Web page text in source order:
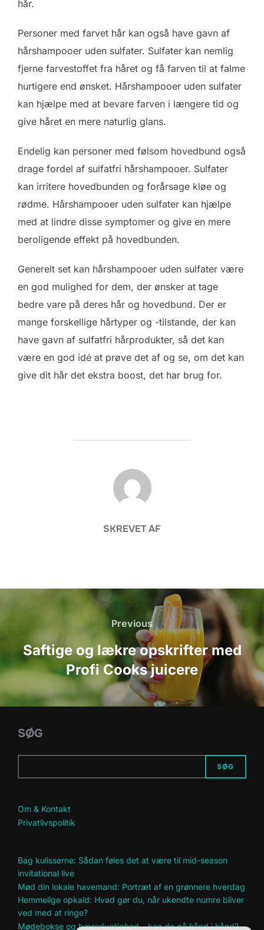
hår.
Personer med farvet hår kan også have gavn af
hårshampooer uden sulfater. Sulfater kan nemlig
fjerne farvestoffet fra håret og få farven til at falme
hurtigere end ønsket. Hårshampooer uden sulfater
kan hjælpe med at bevare farven i længere tid og
give håret en mere naturlig glans.
Endelig kan personer med følsom hovedbund også
drage fordel af sulfatfri hårshampooer. Sulfater
kan irritere hovedbunden og forårsage kløe og
rødme. Hårshampooer uden sulfater kan hjælpe
med at lindre disse symptomer og give en mere
beroligende effekt på hovedbunden.
Generelt set kan hårshampooer uden sulfater være
en god mulighed for dem, der ønsker at tage
bedre vare på deres hår og hovedbund. Der er
mange forskellige hårtyper og -tilstande, der kan
have gavn af sulfatfri hårprodukter, så det kan
være en god idé at prøve det af og se, om det kan
give dit hår det ekstra boost, det har brug for.
FORFATTER
SKREVET AF
Indlægsnavigation
Previous
Previous
Saftige og lækre opskrifter med
Profi Cooks juicere
SØG
SØG
Om & Kontakt
Privatlivspolitik
Bag kulisserne: Sådan føles det at være til mid-season
invitational live
Mød din lokale havemand: Portræt af en grønnere hverdag
Hemmelige opkald: Hvad gør du, når ukendte numre bliver
ved med at ringe?
Mødebokse og bæredygtighed – kan de gå hånd i hånd?